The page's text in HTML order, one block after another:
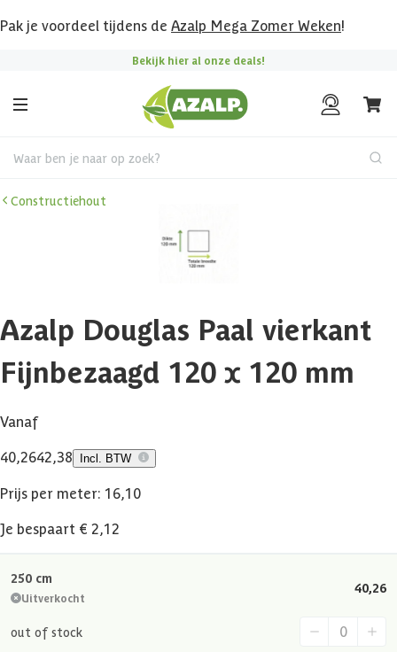
Pak je voordeel tijdens de Azalp Mega Zomer Weken!
Bekijk hier al onze deals!
Waar ben je naar op zoek?
Constructiehout
Azalp Douglas Paal vierkant
Fijnbezaagd 120 x 120 mm
Vanaf
40,2642,38 Incl. BTW
Prijs per meter: 16,10
Je bespaart € 2,12
250 cm
Uitverkocht
out of stock
40,26